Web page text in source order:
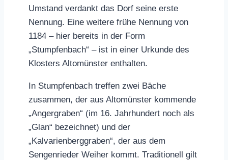
Umstand verdankt das Dorf seine erste
Nennung. Eine weitere frühe Nennung von
1184 – hier bereits in der Form
„Stumpfenbach“ – ist in einer Urkunde des
Klosters Altomünster enthalten.
In Stumpfenbach treffen zwei Bäche
zusammen, der aus Altomünster kommende
„Angergraben“ (im 16. Jahrhundert noch als
„Glan“ bezeichnet) und der
„Kalvarienberggraben“, der aus dem
Sengenrieder Weiher kommt. Traditionell gilt